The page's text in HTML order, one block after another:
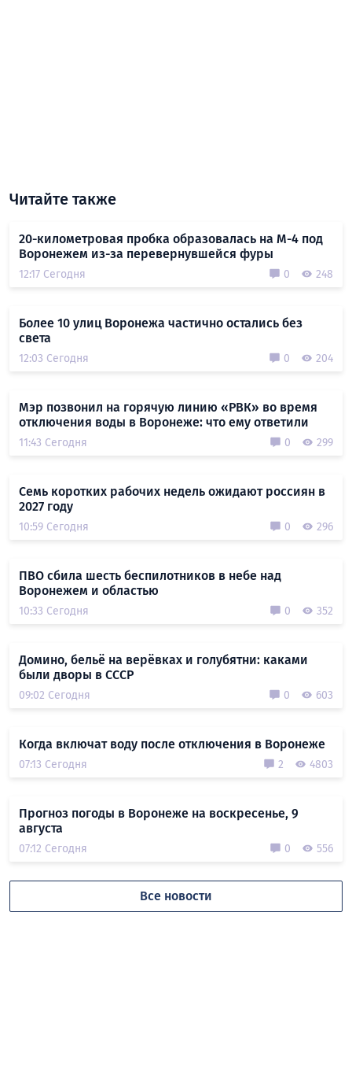
Читайте также
20-километровая пробка образовалась на М-4 под
Воронежем из-за перевернувшейся фуры
12:17 Сегодня 0 248
Более 10 улиц Воронежа частично остались без
света
12:03 Сегодня 0 204
Мэр позвонил на горячую линию «РВК» во время
отключения воды в Воронеже: что ему ответили
11:43 Сегодня 0 299
Семь коротких рабочих недель ожидают россиян в
2027 году
10:59 Сегодня 0 296
ПВО сбила шесть беспилотников в небе над
Воронежем и областью
10:33 Сегодня 0 352
Домино, бельё на верёвках и голубятни: каками
были дворы в СССР
09:02 Сегодня 0 603
Когда включат воду после отключения в Воронеже
07:13 Сегодня 2 4803
Прогноз погоды в Воронеже на воскресенье, 9
августа
07:12 Сегодня 0 556
Все новости